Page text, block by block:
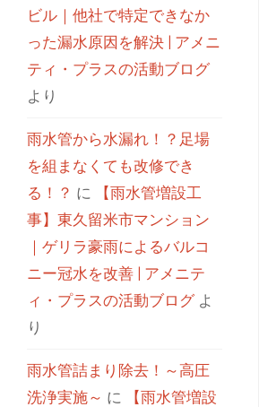
ビル｜他社で特定できなか
った漏水原因を解決 | アメニ
ティ・プラスの活動ブログ
より
雨水管から水漏れ！？足場
を組まなくても改修でき
る！？ に
【雨水管増設工
事】東久留米市マンション
｜ゲリラ豪雨によるバルコ
ニー冠水を改善 | アメニテ
ィ・プラスの活動ブログよ
り
雨水管詰まり除去！～高圧
洗浄実施～ に
【雨水管増設